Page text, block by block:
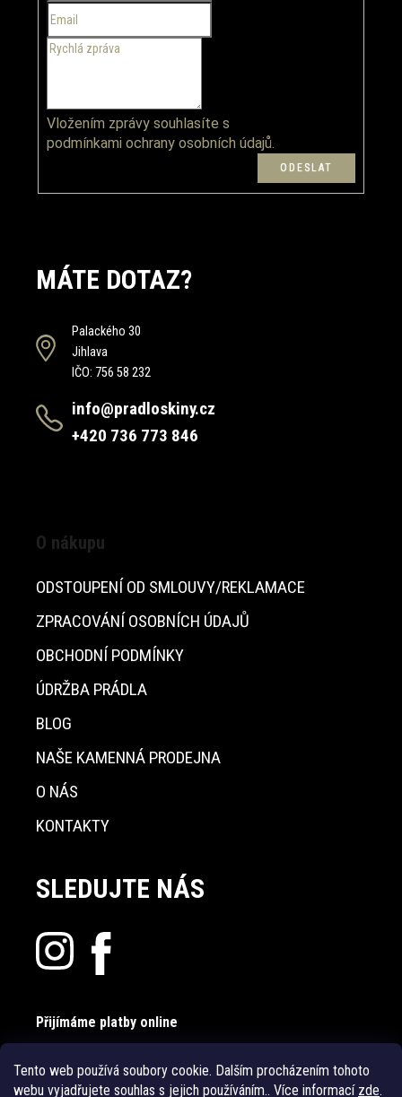
Tento web používá soubory cookie. Dalším procházením tohoto
webu vyjadřujete souhlas s jejich používáním.. Více informací zde.
Vložením zprávy souhlasíte s
podmínkami ochrany osobních údajů.
MÁTE DOTAZ?
Palackého 30
Jihlava
IČO: 756 58 232
info@pradloskiny.cz
+420 736 773 846
O nákupu
ODSTOUPENÍ OD SMLOUVY/REKLAMACE
ZPRACOVÁNÍ OSOBNÍCH ÚDAJŮ
OBCHODNÍ PODMÍNKY
ÚDRŽBA PRÁDLA
BLOG
NAŠE KAMENNÁ PRODEJNA
O NÁS
KONTAKTY
SLEDUJTE NÁS
Přijímáme platby online